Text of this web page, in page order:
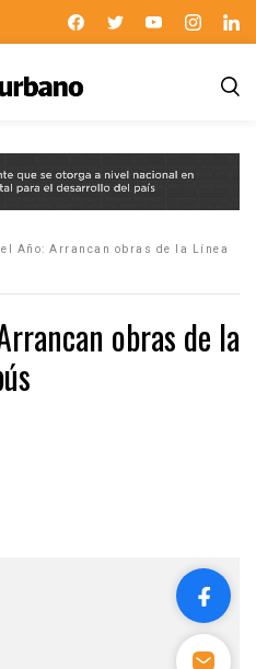
Año: Arrancan obras de la Línea
obras de la